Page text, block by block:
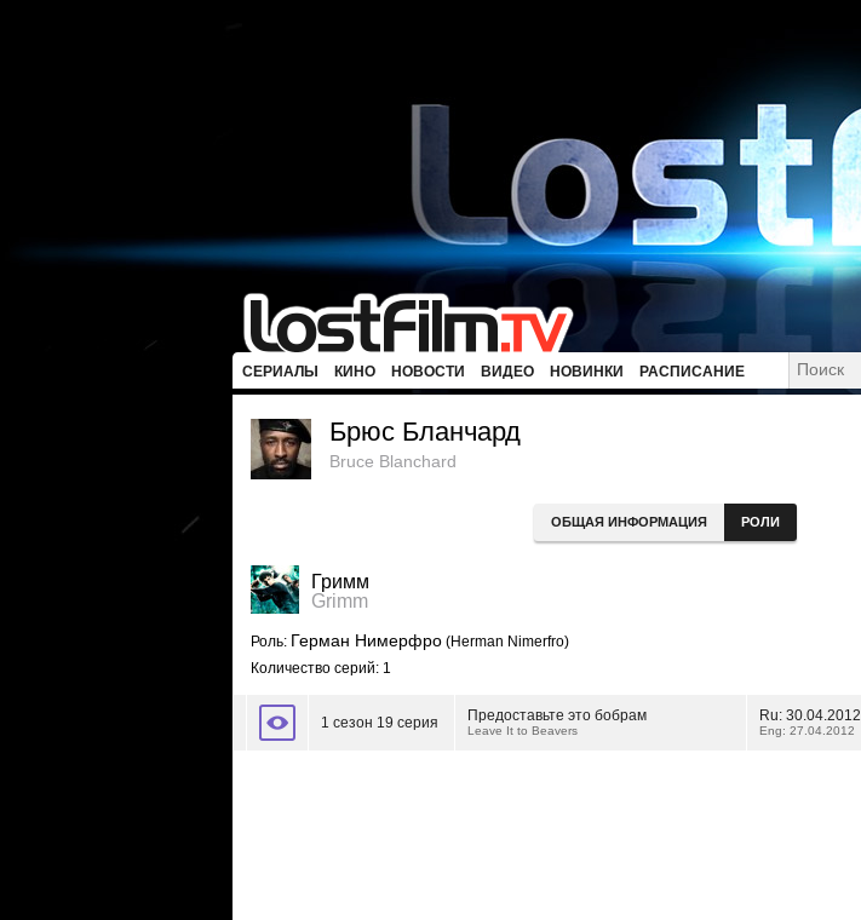
СЕРИАЛЫ КИНО НОВОСТИ ВИДЕО НОВИНКИ РАСПИСАНИЕ
Брюс Бланчард
Bruce Blanchard
ОБЩАЯ ИНФОРМАЦИЯ РОЛИ
Гримм
Grimm
Роль: Герман Нимерфро (Herman Nimerfro)
Количество серий: 1
1 сезон 19 серия Предоставьте это бобрам
Leave It to Beavers
Ru: 30.04.2012
Eng: 27.04.2012